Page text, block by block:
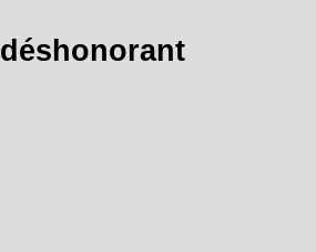
déshonorant